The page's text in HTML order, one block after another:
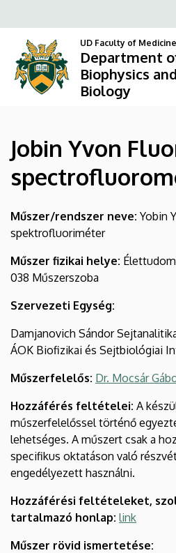
Yvon
Fluorolog
Department
of
Biophysics
and
Cell
Biology
to
content
UD Faculty of Medicine
Department
Biophysics
Biology
Jobin Yvon
Műszer/rendszer neve: ­­­­­­­­­­­­­­­­­­­­­­Yobin
spektrofluoriméter
Műszer fizikai helye:
038 Műszerszoba
Szervezeti Egység:
Damjanovich Sándor
ÁOK Biofizikai és Sejtbiológiai
Műszerfelelős: Dr. Mocsár
Hozzáférés feltételei: A
műszerfelelőssel történő
lehetséges. A műszert csak a
specifikus oktatáson való
engedélyezett használni.
Hozzáférési feltételeket,
tartalmazó honlap: link
Műszer rövid ismertetése: